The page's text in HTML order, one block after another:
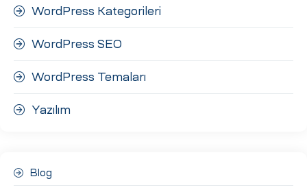
WordPress Kategorileri
WordPress SEO
WordPress Temaları
Yazılım
Blog